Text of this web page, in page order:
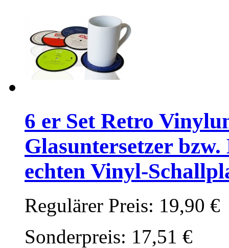
6 er Set Retro
Glasuntersetzer
echten Vinyl-
Regulärer Preis: 19,90 €
Sonderpreis: 17,51 €